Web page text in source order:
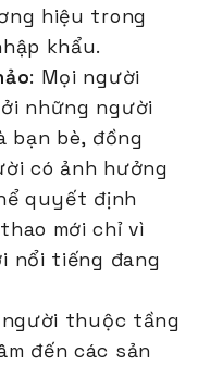
hiệu trong
khẩu.
: Mọi người
những người
bạn bè, đồng
có ảnh hưởng
quyết định
mới chỉ vì
nổi tiếng đang
người thuộc tầng
đến các sản